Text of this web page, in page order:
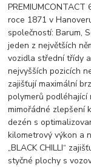
roce 1871 v
společností: Barum,
jeden z největších
vozidla střední třídy
nejvyšších pozicích
zajišťují maximální
polymerů podléhající
mimořádné zlepšení
dezén s
kilometrový výkon a
„BLACK CHILLI“
styčné plochy s